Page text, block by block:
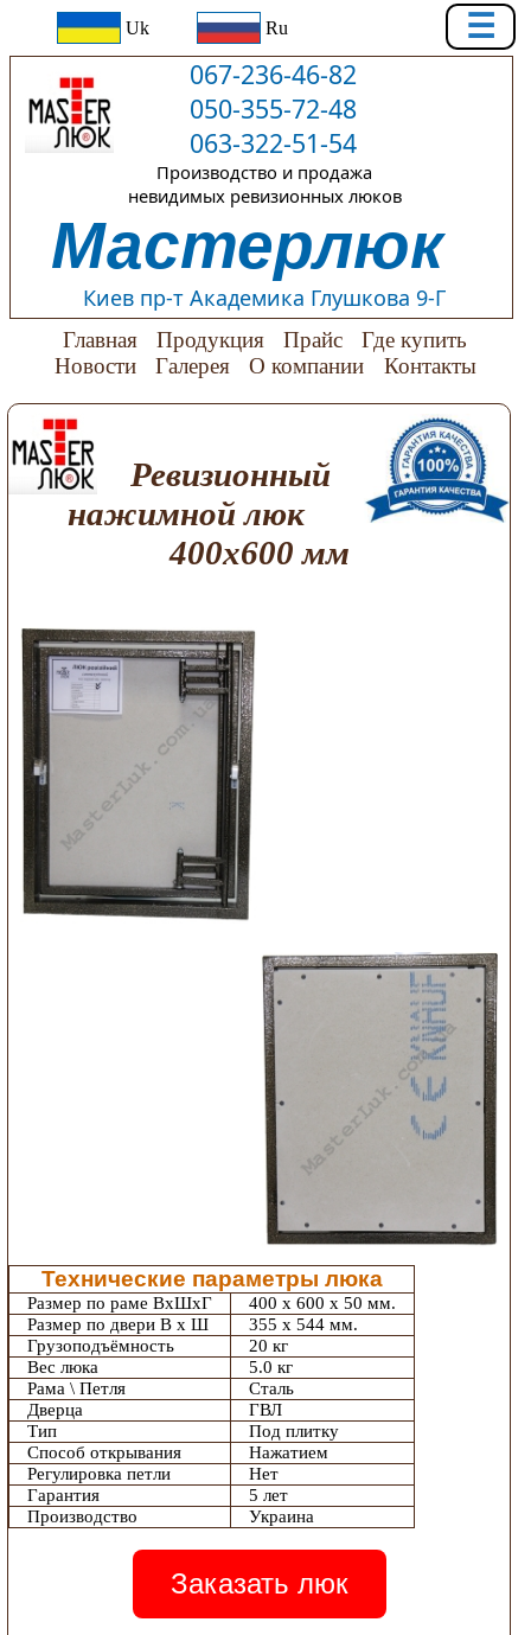
Uk Ru ☰
067-236-46-82
050-355-72-48
063-322-51-54
Производство и продажа
невидимых ревизионных люков
Мастерлюк
Киев пр-т Академика Глушкова 9-Г
Главная Продукция Прайс
Где купить
Новости
Галерея О компании Контакты
Ревизионный
нажимной люк
400х600 мм
Технические параметры люка
Размер по раме ВхШхГ
400 х 600 х 50 мм.
Размер по двери В х Ш
355 х 544 мм.
Грузоподъёмность
20 кг
Вес люка
5.0 кг
Рама \ Петля
Сталь
Дверца
ГВЛ
Тип
Под плитку
Способ открывания
Нажатием
Регулировка петли
Нет
Гарантия
5 лет
Производство
Украина
Заказать люк